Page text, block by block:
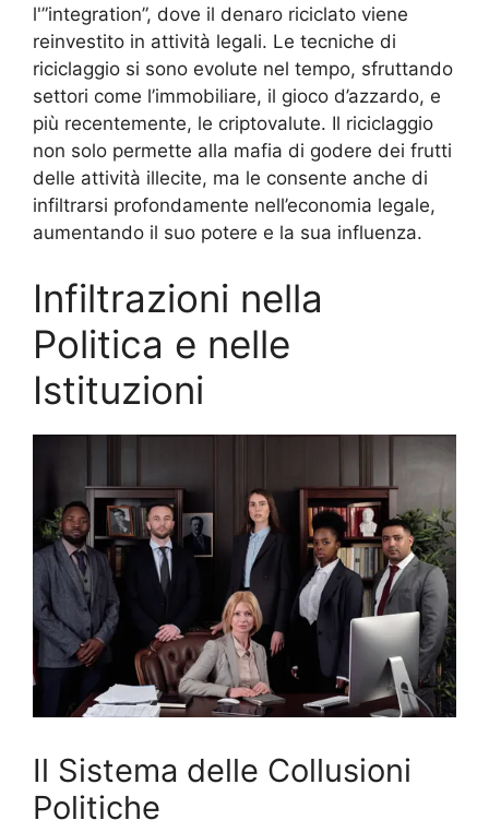
l'”integration”, dove il denaro riciclato viene
reinvestito in attività legali. Le tecniche di
riciclaggio si sono evolute nel tempo, sfruttando
settori come l’immobiliare, il gioco d’azzardo, e
più recentemente, le criptovalute. Il riciclaggio
non solo permette alla mafia di godere dei frutti
delle attività illecite, ma le consente anche di
infiltrarsi profondamente nell’economia legale,
aumentando il suo potere e la sua influenza.
Infiltrazioni nella
Politica e nelle
Istituzioni
Il Sistema delle Collusioni
Politiche